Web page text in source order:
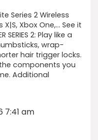
Series 2 Wireless
Xbox One,… See it
SERIES 2: Play like a
wrap-
hair trigger locks.
the components you
Additional
7:41 am